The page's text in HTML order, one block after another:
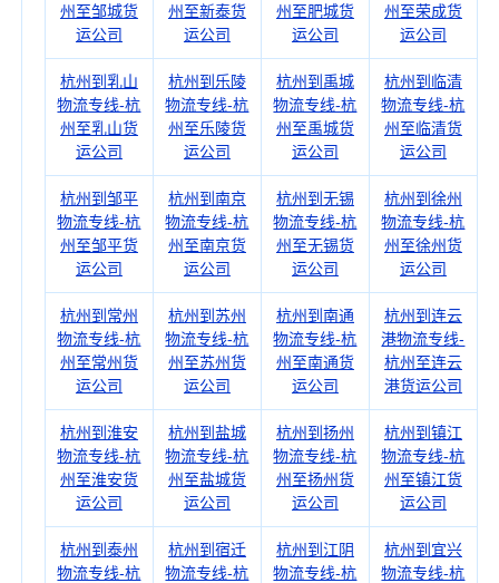
州至邹城货
运公司
州至新泰货
运公司
州至肥城货
运公司
州至荣成货
运公司
杭州到乳山
物流专线-杭
州至乳山货
运公司
杭州到乐陵
物流专线-杭
州至乐陵货
运公司
杭州到禹城
物流专线-杭
州至禹城货
运公司
杭州到临清
物流专线-杭
州至临清货
运公司
杭州到邹平
物流专线-杭
州至邹平货
运公司
杭州到南京
物流专线-杭
州至南京货
运公司
杭州到无锡
物流专线-杭
州至无锡货
运公司
杭州到徐州
物流专线-杭
州至徐州货
运公司
杭州到常州
物流专线-杭
州至常州货
运公司
杭州到苏州
物流专线-杭
州至苏州货
运公司
杭州到南通
物流专线-杭
州至南通货
运公司
杭州到连云
港物流专线-
杭州至连云
港货运公司
杭州到淮安
物流专线-杭
州至淮安货
运公司
杭州到盐城
物流专线-杭
州至盐城货
运公司
杭州到扬州
物流专线-杭
州至扬州货
运公司
杭州到镇江
物流专线-杭
州至镇江货
运公司
杭州到泰州
物流专线-杭
杭州到宿迁
物流专线-杭
杭州到江阴
物流专线-杭
杭州到宜兴
物流专线-杭